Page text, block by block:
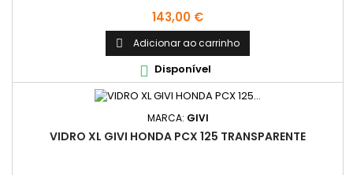
Preço
143,00 €
 Adicionar ao carrinho
 Disponível
MARCA: GIVI
VIDRO XL GIVI HONDA PCX 125 TRANSPARENTE